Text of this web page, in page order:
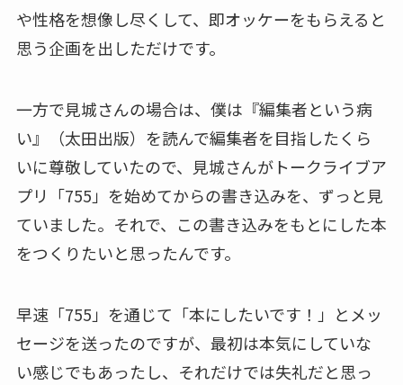
や性格を想像し尽くして、即オッケーをもらえると
思う企画を出しただけです。
一方で見城さんの場合は、僕は『編集者という病
い』（太田出版）を読んで編集者を目指したくら
いに尊敬していたので、見城さんがトークライブア
プリ「755」を始めてからの書き込みを、ずっと見
ていました。それで、この書き込みをもとにした本
をつくりたいと思ったんです。
早速「755」を通じて「本にしたいです！」とメッ
セージを送ったのですが、最初は本気にしていな
い感じでもあったし、それだけでは失礼だと思っ